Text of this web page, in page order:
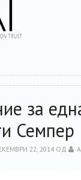
за
Семпер
22, 2014ОД